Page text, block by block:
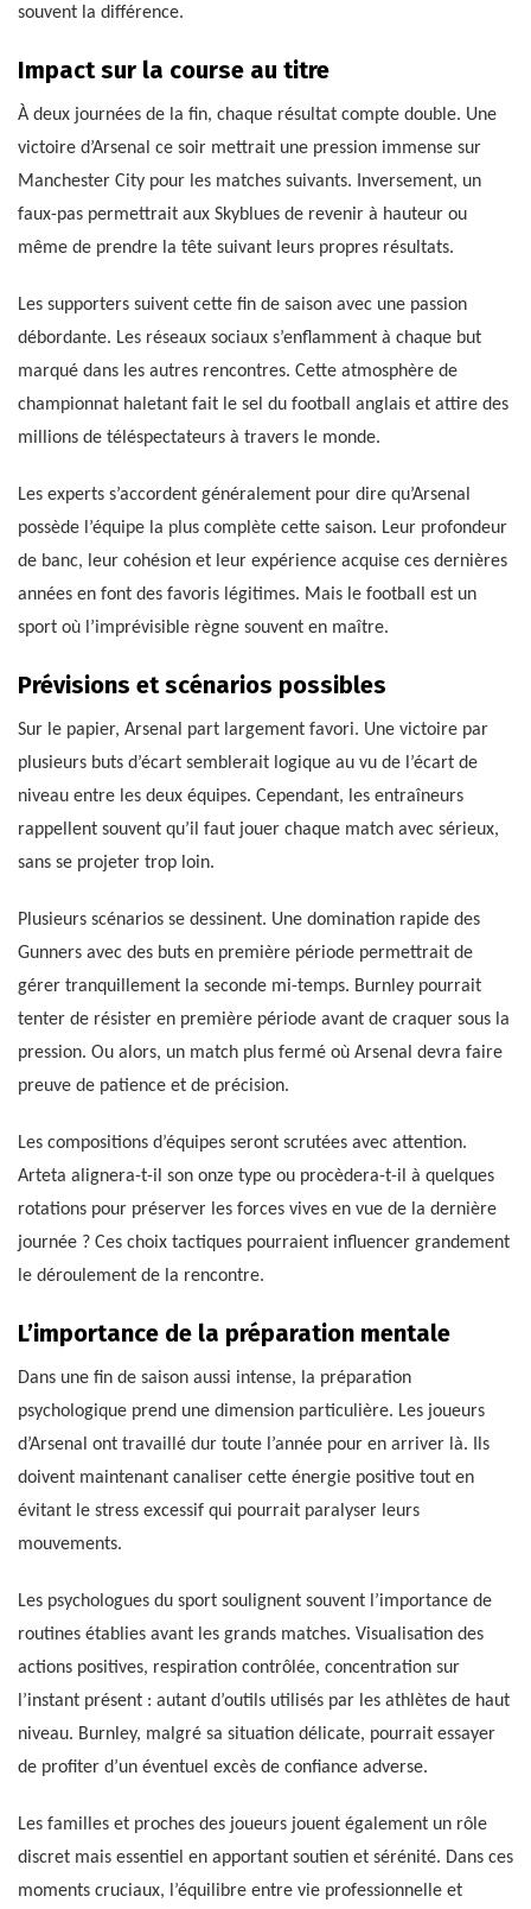
souvent la différence.
Impact sur la course au titre
À deux journées de la fin, chaque résultat compte double. Une
victoire d’Arsenal ce soir mettrait une pression immense sur
Manchester City pour les matches suivants. Inversement, un
faux-pas permettrait aux Skyblues de revenir à hauteur ou
même de prendre la tête suivant leurs propres résultats.
Les supporters suivent cette fin de saison avec une passion
débordante. Les réseaux sociaux s’enflamment à chaque but
marqué dans les autres rencontres. Cette atmosphère de
championnat haletant fait le sel du football anglais et attire des
millions de téléspectateurs à travers le monde.
Les experts s’accordent généralement pour dire qu’Arsenal
possède l’équipe la plus complète cette saison. Leur profondeur
de banc, leur cohésion et leur expérience acquise ces dernières
années en font des favoris légitimes. Mais le football est un
sport où l’imprévisible règne souvent en maître.
Prévisions et scénarios possibles
Sur le papier, Arsenal part largement favori. Une victoire par
plusieurs buts d’écart semblerait logique au vu de l’écart de
niveau entre les deux équipes. Cependant, les entraîneurs
rappellent souvent qu’il faut jouer chaque match avec sérieux,
sans se projeter trop loin.
Plusieurs scénarios se dessinent. Une domination rapide des
Gunners avec des buts en première période permettrait de
gérer tranquillement la seconde mi-temps. Burnley pourrait
tenter de résister en première période avant de craquer sous la
pression. Ou alors, un match plus fermé où Arsenal devra faire
preuve de patience et de précision.
Les compositions d’équipes seront scrutées avec attention.
Arteta alignera-t-il son onze type ou procèdera-t-il à quelques
rotations pour préserver les forces vives en vue de la dernière
journée ? Ces choix tactiques pourraient influencer grandement
le déroulement de la rencontre.
L’importance de la préparation mentale
Dans une fin de saison aussi intense, la préparation
psychologique prend une dimension particulière. Les joueurs
d’Arsenal ont travaillé dur toute l’année pour en arriver là. Ils
doivent maintenant canaliser cette énergie positive tout en
évitant le stress excessif qui pourrait paralyser leurs
mouvements.
Les psychologues du sport soulignent souvent l’importance de
routines établies avant les grands matches. Visualisation des
actions positives, respiration contrôlée, concentration sur
l’instant présent : autant d’outils utilisés par les athlètes de haut
niveau. Burnley, malgré sa situation délicate, pourrait essayer
de profiter d’un éventuel excès de confiance adverse.
Les familles et proches des joueurs jouent également un rôle
discret mais essentiel en apportant soutien et sérénité. Dans ces
moments cruciaux, l’équilibre entre vie professionnelle et